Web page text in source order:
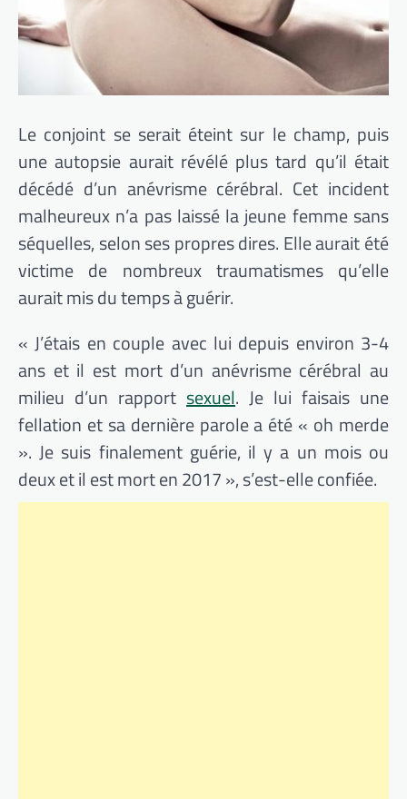
Le conjoint se serait éteint sur le champ, puis
une autopsie aurait révélé plus tard qu’il était
décédé d’un anévrisme cérébral. Cet incident
malheureux n’a pas laissé la jeune femme sans
séquelles, selon ses propres dires. Elle aurait été
victime de nombreux traumatismes qu’elle
aurait mis du temps à guérir.
« J’étais en couple avec lui depuis environ 3-4
ans et il est mort d’un anévrisme cérébral au
milieu d’un rapport sexuel. Je lui faisais une
fellation et sa dernière parole a été « oh merde
». Je suis finalement guérie, il y a un mois ou
deux et il est mort en 2017 », s’est-elle confiée.